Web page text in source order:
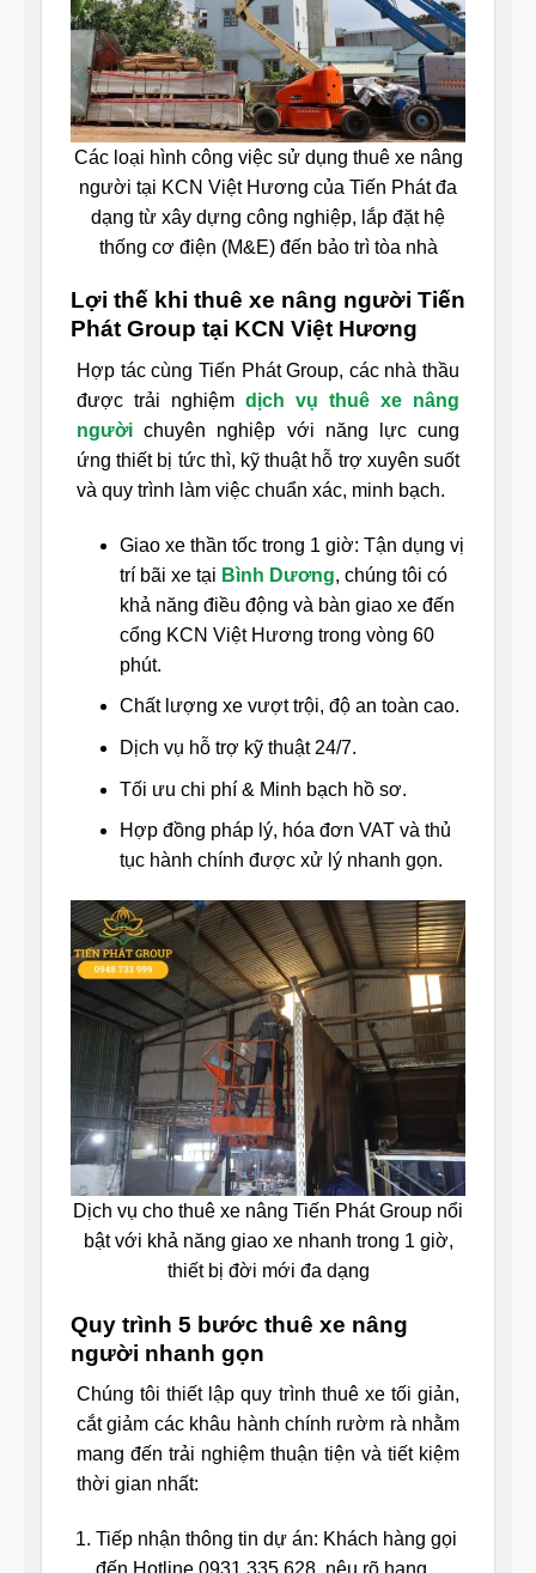
Các loại hình công việc sử dụng thuê xe nâng
người tại KCN Việt Hương của Tiến Phát đa
dạng từ xây dựng công nghiệp, lắp đặt hệ
thống cơ điện (M&E) đến bảo trì tòa nhà
Lợi thế khi thuê xe nâng người Tiến
Phát Group tại KCN Việt Hương
Hợp tác cùng Tiến Phát Group, các nhà thầu
được trải nghiệm dịch vụ thuê xe nâng
ngườichuyên nghiệp với năng lực cung
ứng thiết bị tức thì, kỹ thuật hỗ trợ xuyên suốt
và quy trình làm việc chuẩn xác, minh bạch.
Giao xe thần tốc trong 1 giờ: Tận dụng vị
trí bãi xe tại Bình Dương, chúng tôi có
khả năng điều động và bàn giao xe đến
cổng KCN Việt Hương trong vòng 60
phút.
Chất lượng xe vượt trội, độ an toàn cao.
Dịch vụ hỗ trợ kỹ thuật 24/7.
Tối ưu chi phí & Minh bạch hồ sơ.
Hợp đồng pháp lý, hóa đơn VAT và thủ
tục hành chính được xử lý nhanh gọn.
Dịch vụ cho thuê xe nâng Tiến Phát Group nổi
bật với khả năng giao xe nhanh trong 1 giờ,
thiết bị đời mới đa dạng
Quy trình 5 bước thuê xe nâng
người nhanh gọn
Chúng tôi thiết lập quy trình thuê xe tối giản,
cắt giảm các khâu hành chính rườm rà nhằm
mang đến trải nghiệm thuận tiện và tiết kiệm
thời gian nhất:
Tiếp nhận thông tin dự án: Khách hàng gọi